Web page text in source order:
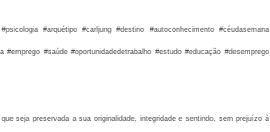
#arquétipo #carljung #destino #autoconhecimento #céudasemana
#emprego #saúde #oportunidadedetrabalho #estudo #educação #desemprego
seja preservada a sua originalidade, integridade e sentindo, sem prejuízo à